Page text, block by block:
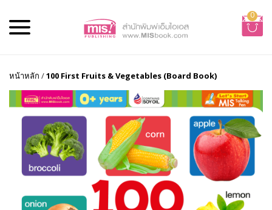
0
หน้าหลัก /100 First Fruits & Vegetables (Board Book)